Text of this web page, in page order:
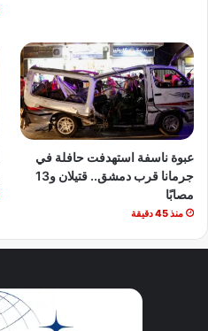
عبوة ناسفة استهدفت حافلة في
جرمانا قرب دمشق.. قتيلان و13
مصابًا
منذ 45 دقيقة